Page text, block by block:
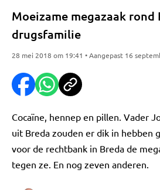
Moeizame megazaak rond
drugsfamilie
28 mei 2018 om 19:41 • Aangepast 16
Cocaïne, hennep en pillen. Vader
uit Breda zouden er dik in hebben
voor de rechtbank in Breda de
tegen ze. En nog zeven anderen.